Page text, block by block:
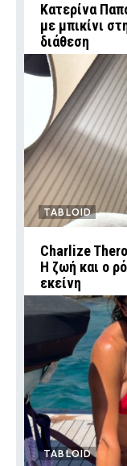
Κατερίνα
με μπικίνι
διάθεση
TABLOID
Charlize
H ζωή και ο
εκείνη
TABLOID